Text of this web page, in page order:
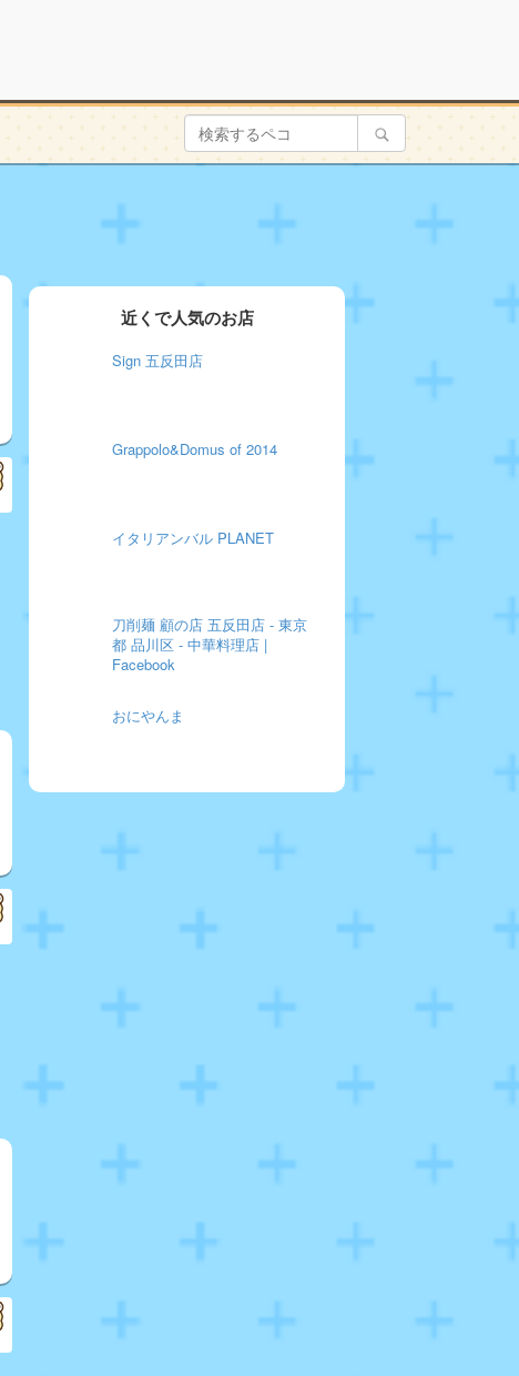
近くで人気のお店
Sign 五反田店
Grappolo&Domus of 2014
イタリアンバル PLANET
刀削麺 顧の店 五反田店 - 東京
都 品川区 - 中華料理店 |
Facebook
おにやんま